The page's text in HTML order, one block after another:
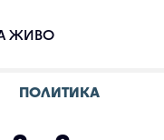
ЖИВО
ПОЛИТИКА